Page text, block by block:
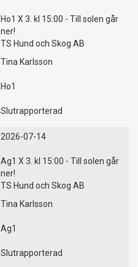
Ho1 X 3. kl 15:00 - Till solen går
ner!
TS Hund och Skog AB
Tina Karlsson
Ho1
Slutrapporterad
2026-07-14
Ag1 X 3. kl 15:00 - Till solen går
ner!
TS Hund och Skog AB
Tina Karlsson
Ag1
Slutrapporterad